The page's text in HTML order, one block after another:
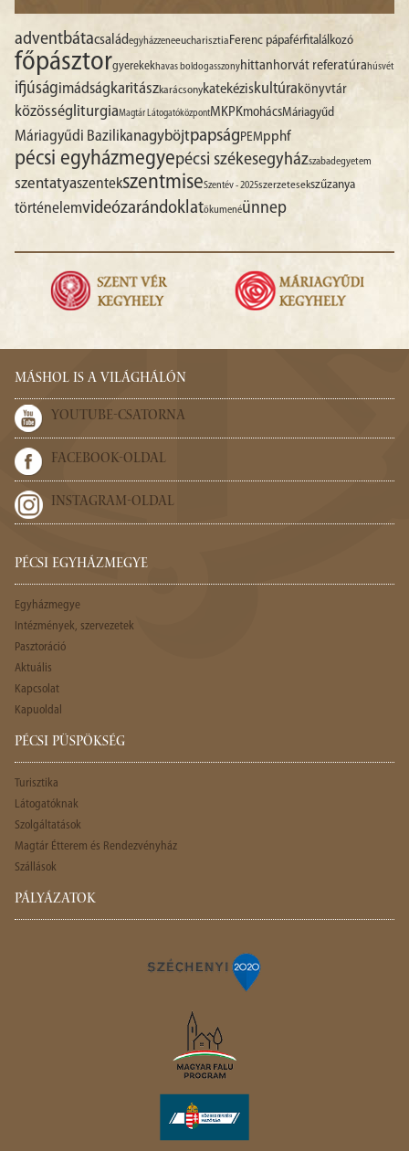
adventbátacsaládegyházzeneeucharisztiaFerenc pápaférfitalálkozó
főpásztorgyerekekhavas boldogasszonyhittanhorvát referatúrahúsvét
ifjúságimádságkaritászkarácsonykatekéziskultúrakönyvtár
közösségliturgiaMagtár LátogatóközpontMKPKmohácsMáriagyűd
Máriagyűdi BazilikanagyböjtpapságPEMpphf
pécsi egyházmegyepécsi székesegyházszabadegyetem
szentatyaszentekszentmiseSzentév - 2025szerzetesekszűzanya
történelemvideózarándoklatökumenéünnep
MÁSHOL IS A VILÁGHÁLÓN
YOUTUBE-CSATORNA
FACEBOOK-OLDAL
INSTAGRAM-OLDAL
PÉCSI EGYHÁZMEGYE
Egyházmegye
Intézmények, szervezetek
Pasztoráció
Aktuális
Kapcsolat
Kapuoldal
PÉCSI PÜSPÖKSÉG
Turisztika
Látogatóknak
Szolgáltatások
Magtár Étterem és Rendezvényház
Szállások
PÁLYÁZATOK